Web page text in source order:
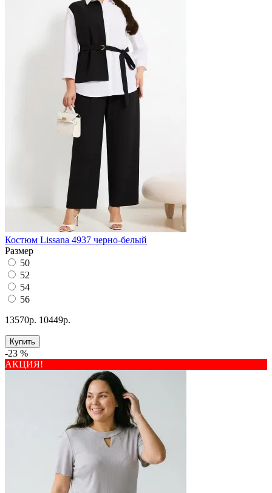
Костюм Lissana 4937 черно-белый
Размер
50
52
54
56
13570р. 10449р.
Купить
-23 %
АКЦИЯ!